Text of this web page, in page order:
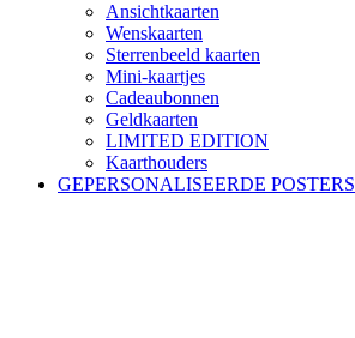
Ansichtkaarten
Wenskaarten
Sterrenbeeld kaarten
Mini-kaartjes
Cadeaubonnen
Geldkaarten
LIMITED EDITION
Kaarthouders
GEPERSONALISEERDE POSTERS